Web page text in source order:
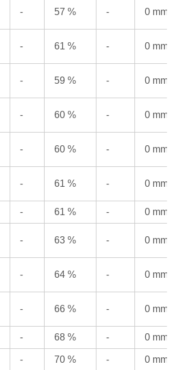
- 57 % - 0 mm
- 61 % - 0 mm
- 59 % - 0 mm
- 60 % - 0 mm
- 60 % - 0 mm
- 61 % - 0 mm
- 61 % - 0 mm
- 63 % - 0 mm
- 64 % - 0 mm
- 66 % - 0 mm
- 68 % - 0 mm
- 70 % - 0 mm